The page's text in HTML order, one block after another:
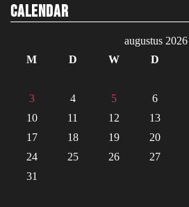
Calendar
augustus 2026
M
D W D
3
4 5 6
10
11 12 13
17
18 19 20
24
25 26 27
31